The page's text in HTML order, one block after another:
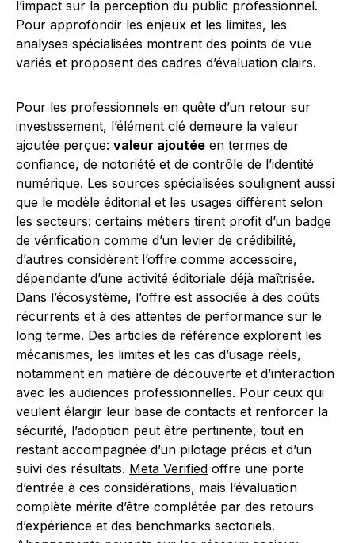
l’impact sur la perception du public professionnel.
Pour approfondir les enjeux et les limites, les
analyses spécialisées montrent des points de vue
variés et proposent des cadres d’évaluation clairs.
Pour les professionnels en quête d’un retour sur
investissement, l’élément clé demeure la valeur
ajoutée perçue: valeur ajoutée en termes de
confiance, de notoriété et de contrôle de l’identité
numérique. Les sources spécialisées soulignent aussi
que le modèle éditorial et les usages diffèrent selon
les secteurs: certains métiers tirent profit d’un badge
de vérification comme d’un levier de crédibilité,
d’autres considèrent l’offre comme accessoire,
dépendante d’une activité éditoriale déjà maîtrisée.
Dans l’écosystème, l’offre est associée à des coûts
récurrents et à des attentes de performance sur le
long terme. Des articles de référence explorent les
mécanismes, les limites et les cas d’usage réels,
notamment en matière de découverte et d’interaction
avec les audiences professionnelles. Pour ceux qui
veulent élargir leur base de contacts et renforcer la
sécurité, l’adoption peut être pertinente, tout en
restant accompagnée d’un pilotage précis et d’un
suivi des résultats. Meta Verified offre une porte
d’entrée à ces considérations, mais l’évaluation
complète mérite d’être complétée par des retours
d’expérience et des benchmarks sectoriels.